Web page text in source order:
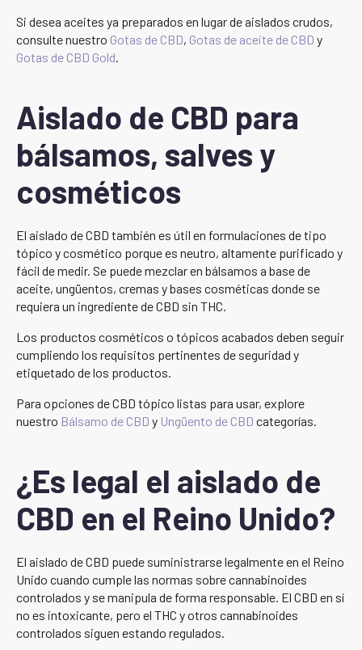
Si desea aceites ya preparados en lugar de aislados crudos,
consulte nuestro Gotas de CBD, Gotas de aceite de CBD y
Gotas de CBD Gold
Aislado de CBD para
bálsamos, salves y
cosméticos
El aislado de CBD también es útil en formulaciones de tipo
tópico y cosmético porque es neutro, altamente purificado y
fácil de medir. Se puede mezclar en bálsamos a base de
aceite, ungüentos, cremas y bases cosméticas donde se
requiera un ingrediente de CBD sin THC.
Los productos cosméticos o tópicos acabados deben seguir
cumpliendo los requisitos pertinentes de seguridad y
etiquetado de los productos.
Para opciones de CBD tópico listas para usar, explore
nuestro Bálsamo de CBD y Ungüento de CBD categorías.
¿Es legal el aislado de
CBD en el Reino Unido?
El aislado de CBD puede suministrarse legalmente en el Reino
Unido cuando cumple las normas sobre cannabinoides
controlados y se manipula de forma responsable. El CBD en sí
no es intoxicante, pero el THC y otros cannabinoides
controlados siguen estando regulados.